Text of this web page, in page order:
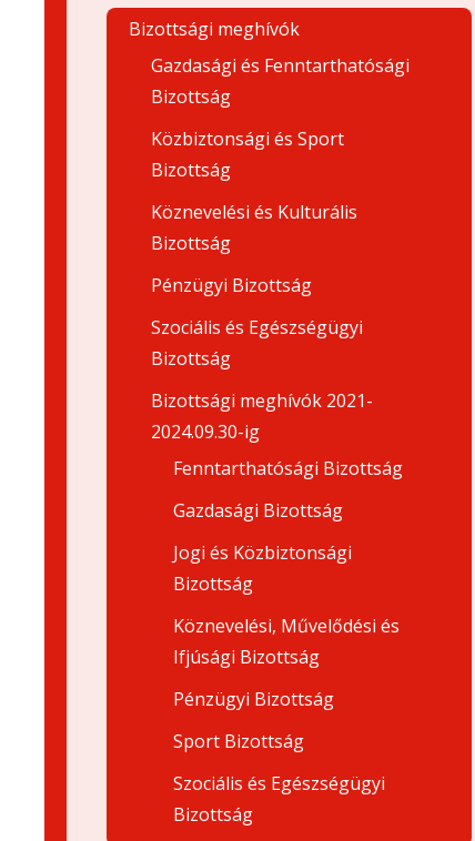
Bizottsági meghívók
Gazdasági és Fenntarthatósági
Bizottság
Közbiztonsági és Sport
Bizottság
Köznevelési és Kulturális
Bizottság
Pénzügyi Bizottság
Szociális és Egészségügyi
Bizottság
Bizottsági meghívók 2021-
2024.09.30-ig
Fenntarthatósági Bizottság
Gazdasági Bizottság
Jogi és Közbiztonsági
Bizottság
Köznevelési, Művelődési és
Ifjúsági Bizottság
Pénzügyi Bizottság
Sport Bizottság
Szociális és Egészségügyi
Bizottság